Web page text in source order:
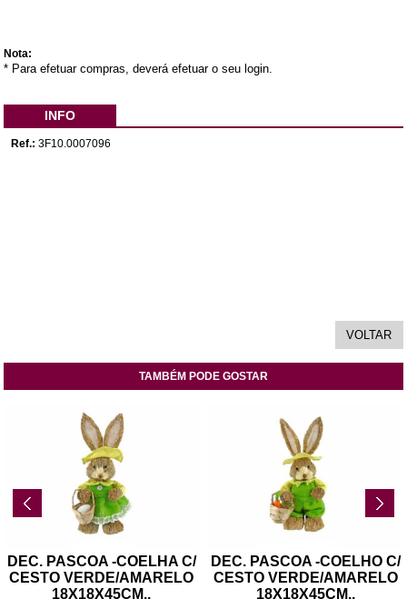
Nota:
* Para efetuar compras, deverá efetuar o seu login.
INFO
Ref.: 3F10.0007096
TAMBÉM PODE GOSTAR
DEC. PASCOA -COELHA C/
CESTO VERDE/AMARELO
18X18X45CM..
DEC. PASCOA -COELHO C/
CESTO VERDE/AMARELO
18X18X45CM..